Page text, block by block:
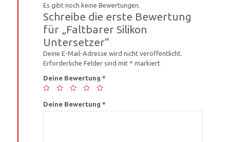
Es gibt noch keine Bewertungen.
Schreibe die erste Bewertung
für „Faltbarer Silikon
Untersetzer“
Deine E-Mail-Adresse wird nicht veröffentlicht.
Erforderliche Felder sind mit * markiert
Deine Bewertung *
Deine Bewertung *